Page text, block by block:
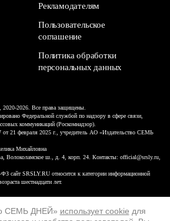
СЕМЬ ДНЕЙ» использует cookie для
Рекламодателям
Пользовательское
соглашение
Политика обработки
персональных данных
2026. Все права защищены.
Федеральной службой по надзору в сфере связи,
коммуникаций (Роскомнадзор).
21 февраля 2025 г., учредитель АО «Издательство СЕМЬ
Михайловна
Волоколамское ш., д. 4, корп. 24. Контакты: official@srsly.ru,
сайт SRSLY.RU относится к категории информационной
шестнадцати лет.